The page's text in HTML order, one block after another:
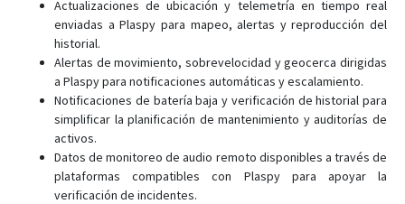
Actualizaciones de ubicación y telemetría en tiempo real
enviadas a Plaspy para mapeo, alertas y reproducción del
historial.
Alertas de movimiento, sobrevelocidad y geocerca dirigidas
a Plaspy para notificaciones automáticas y escalamiento.
Notificaciones de batería baja y verificación de historial para
simplificar la planificación de mantenimiento y auditorías de
activos.
Datos de monitoreo de audio remoto disponibles a través de
plataformas compatibles con Plaspy para apoyar la
verificación de incidentes.